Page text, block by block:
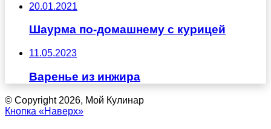
20.01.2021
Шаурма по-домашнему с курицей
11.05.2023
Варенье из инжира
© Copyright 2026, Мой Кулинар
Кнопка «Наверх»